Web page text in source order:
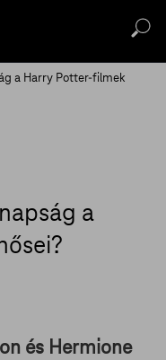
a Harry Potter-filmek
a
és Hermione